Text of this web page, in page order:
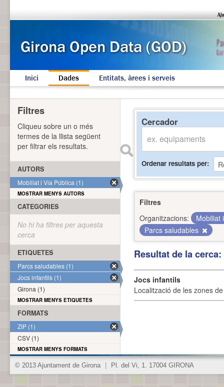
Inici Dades Entitats, àrees i serveis
Cercador
Ordenar resultats per
Filtres
Organitzacions:
Mobiliat
Parcs saludables
Resultat de la
Jocs infantils
Localització de les zones
Filtres
Cliqueu sobre un o més
termes de la llista següent
per filtrar els resultats.
AUTORS
Mobiliat i Via Pública (1)
MOSTRAR MENYS AUTORS
CATEGORIES
No hi ha filtres per aquesta
cerca
ETIQUETES
Parcs saludables (1)
Jocs infantils (1)
Girona (1)
MOSTRAR MENYS ETIQUETES
FORMATS
ZIP (1)
CSV (1)
MOSTRAR MENYS FORMATS
© 2013 Ajuntament de Girona Pl. del Vi, 1. 17004 GIRONA